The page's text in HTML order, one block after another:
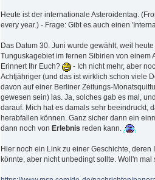
Heute ist der internationale Asteroidentag.
every year.) - Frage: Gibt es auch einen
Das Datum 30. Juni wurde gewählt, weil
Tunguskagebiet im fernen Sibirien von einem
Erinnert Ihr Euch?
- Ich nicht mehr, aber
Achtjähriger (und das ist wirklich schon viele
davon auf einer Berliner Zeitungs-
gewesen sein) las. Ja, solches gab es mal,
darauf. Mich hat es damals sehr beeindruckt,
herabfallen können. Ganz sicher dann ein
dann noch von Erlebnis reden kann.
Hier noch ein Link zu einer Geschichte, deren
könnte, aber nicht unbedingt sollte. Woll'n